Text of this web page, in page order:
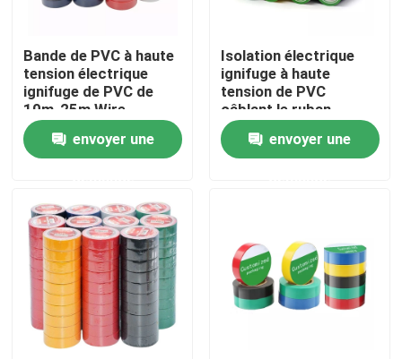
Maison
Au sujet de nous
Visite d'usine
Contrôle de qualité
Bande de PVC à haute
tension électrique
ignifuge de PVC de
10m-25m Wire
Waterproof Flame
envoyer une
Isolation électrique
ignifuge à haute
tension de PVC
câblant le ruban
adhésif
envoyer une